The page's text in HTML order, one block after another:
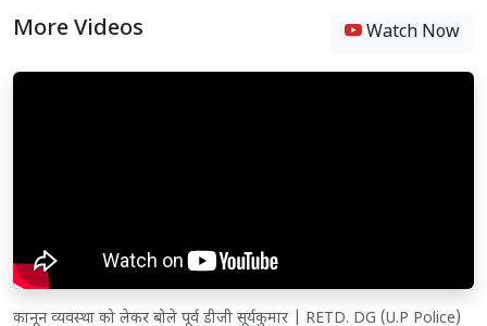
More Videos Watch Now
कानून व्यवस्था को लेकर बोले पूर्व डीजी सूर्यकुमार | RETD. DG (U.P Police)